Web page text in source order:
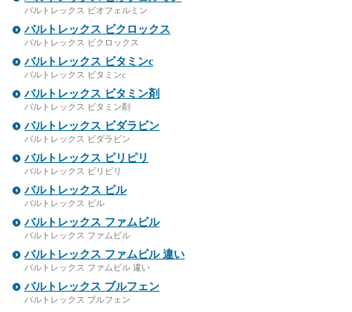
バルトレックス ビオフェルミン
バルトレックス ビクロックス
バルトレックス ビクロックス
バルトレックス ビタミンc
バルトレックス ビタミンc
バルトレックス ビタミン剤
バルトレックス ビタミン剤
バルトレックス ビダラビン
バルトレックス ビダラビン
バルトレックス ピリピリ
バルトレックス ピリピリ
バルトレックス ピル
バルトレックス ピル
バルトレックス ファムビル
バルトレックス ファムビル
バルトレックス ファムビル 違い
バルトレックス ファムビル 違い
バルトレックス ブルフェン
バルトレックス ブルフェン